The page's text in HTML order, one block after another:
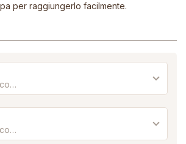
per raggiungerlo facilmente.